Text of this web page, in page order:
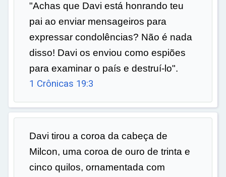
"Achas que Davi está honrando teu
pai ao enviar mensageiros para
expressar condolências? Não é nada
disso! Davi os enviou como espiões
para examinar o país e destruí-lo".
1 Crônicas 19:3
Davi tirou a coroa da cabeça de
Milcon, uma coroa de ouro de trinta e
cinco quilos, ornamentada com